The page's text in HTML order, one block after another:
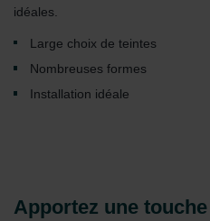
idéales.
Large choix de teintes
Nombreuses formes
Installation idéale
Apportez une